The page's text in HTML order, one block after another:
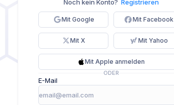
Noch kein Konto? Registrieren
Mit Google Mit Facebook
Mit X Mit Yahoo
Mit Apple anmelden
ODER
E-Mail